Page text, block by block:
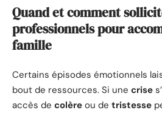
Quand et comment
professionnels pour
famille
Certains épisodes émotionnels
bout de ressources. Si une crise
accès de colère ou de tristesse